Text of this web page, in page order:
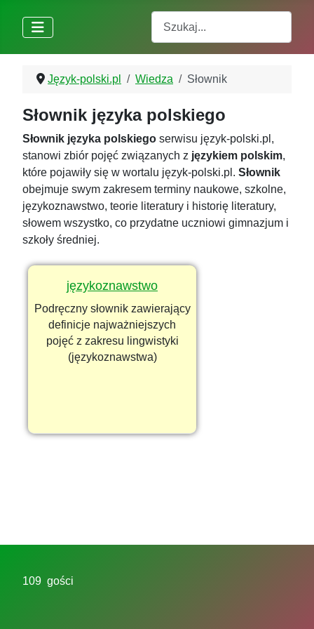
Język-polski.pl Wiedza Słownik
Słownik języka polskiego
Słownik języka polskiego serwisu język-polski.pl,
stanowi zbiór pojęć związanych z językiem polskim,
które pojawiły się w wortalu język-polski.pl. Słownik
obejmuje swym zakresem terminy naukowe, szkolne,
językoznawstwo, teorie literatury i historię literatury,
słowem wszystko, co przydatne uczniowi gimnazjum i
szkoły średniej.
językoznawstwo
Podręczny słownik zawierający
definicje najważniejszych
pojęć z zakresu lingwistyki
(językoznawstwa)
109 gości